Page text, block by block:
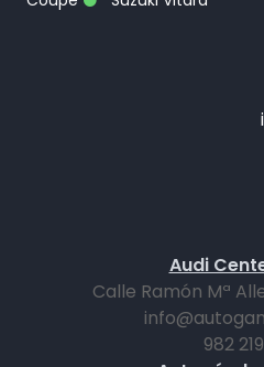
Audi
Calle Ramón Mª
982 219